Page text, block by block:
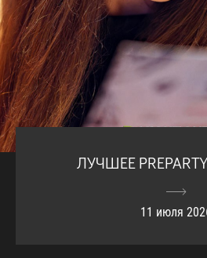
ЛУЧШЕЕ
11 июля